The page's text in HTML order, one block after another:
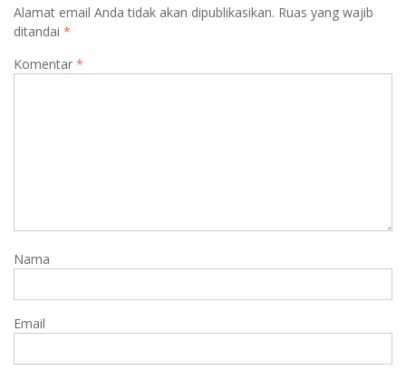
Alamat email Anda tidak akan dipublikasikan. Ruas yang wajib
ditandai *
Komentar *
Nama
Email